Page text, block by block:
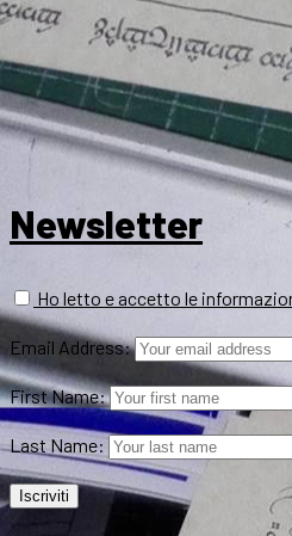
Newsletter
Ho letto e accetto le
Email Address:
First Name:
Last Name: